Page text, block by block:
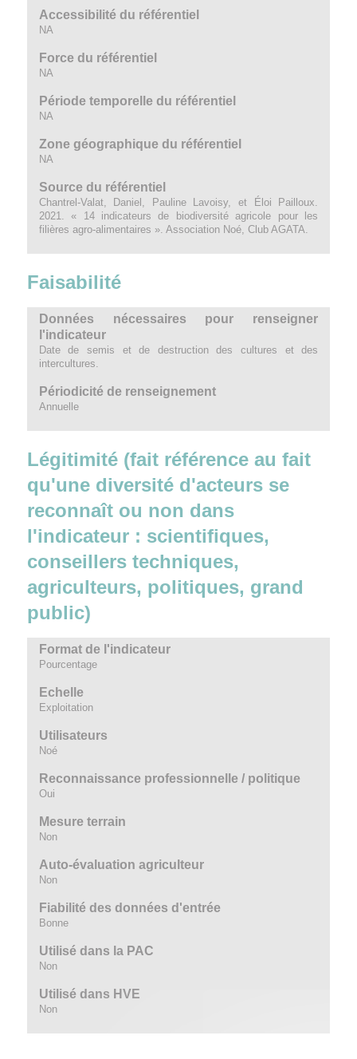
Accessibilité du référentiel
NA
Force du référentiel
NA
Période temporelle du référentiel
NA
Zone géographique du référentiel
NA
Source du référentiel
Chantrel-Valat, Daniel, Pauline Lavoisy, et Éloi Pailloux.
2021. « 14 indicateurs de biodiversité agricole pour les
filières agro-alimentaires ». Association Noé, Club AGATA.
Faisabilité
Données nécessaires pour renseigner
l'indicateur
Date de semis et de destruction des cultures et des
intercultures.
Périodicité de renseignement
Annuelle
Légitimité (fait référence au fait
qu'une diversité d'acteurs se
reconnaît ou non dans
l'indicateur : scientifiques,
conseillers techniques,
agriculteurs, politiques, grand
public)
Format de l'indicateur
Pourcentage
Echelle
Exploitation
Utilisateurs
Noé
Reconnaissance professionnelle / politique
Oui
Mesure terrain
Non
Auto-évaluation agriculteur
Non
Fiabilité des données d'entrée
Bonne
Utilisé dans la PAC
Non
Utilisé dans HVE
Non